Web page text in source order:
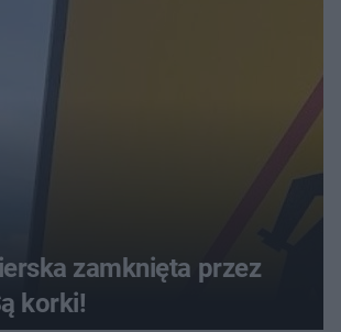
zamknięta przez
korki!